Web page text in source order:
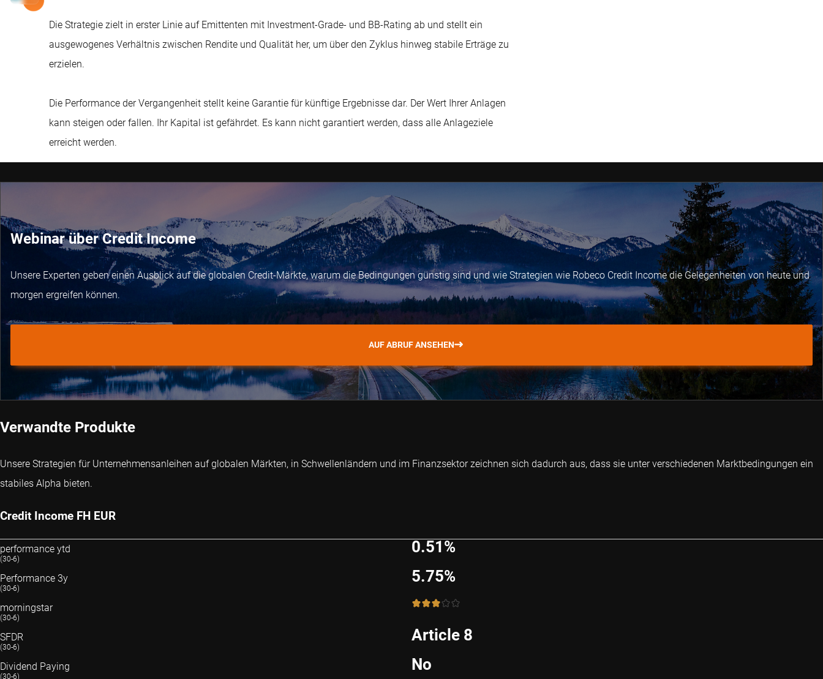
Die Strategie zielt in erster Linie auf Emittenten mit Investment-Grade- und BB-Rating ab und stellt ein
ausgewogenes Verhältnis zwischen Rendite und Qualität her, um über den Zyklus hinweg stabile Erträge zu
erzielen.
Die Performance der Vergangenheit stellt keine Garantie für künftige Ergebnisse dar. Der Wert Ihrer Anlagen
kann steigen oder fallen. Ihr Kapital ist gefährdet. Es kann nicht garantiert werden, dass alle Anlageziele
erreicht werden.
Webinar über Credit Income
Unsere Experten geben einen Ausblick auf die globalen Credit-Märkte, warum die Bedingungen günstig sind und wie Strategien wie Robeco Credit Income die Gelegenheiten von heute und
morgen ergreifen können.
AUF ABRUF ANSEHEN
Verwandte Produkte
Unsere Strategien für Unternehmensanleihen auf globalen Märkten, in Schwellenländern und im Finanzsektor zeichnen sich dadurch aus, dass sie unter verschiedenen Marktbedingungen ein
stabiles Alpha bieten.
Credit Income FH EUR
performance ytd
(30-6)
0.51%
Performance 3y
(30-6)
5.75%
morningstar
(30-6)
3 / 5
SFDR
(30-6)
Article 8
Dividend Paying
(30-6)
No